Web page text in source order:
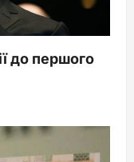
до першого